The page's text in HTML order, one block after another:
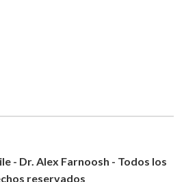
- Dr. Alex Farnoosh - Todos los
reservados